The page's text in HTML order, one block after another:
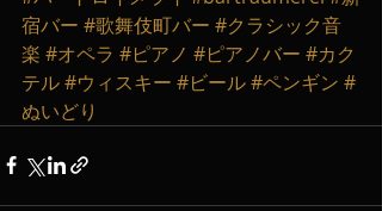
宿バー #歌舞伎町バー #クラシック音
楽 #オペラ #ピアノ #ピアノバー #カク
テル#ウィスキー #ビール#ペンギン #
ぬいどり